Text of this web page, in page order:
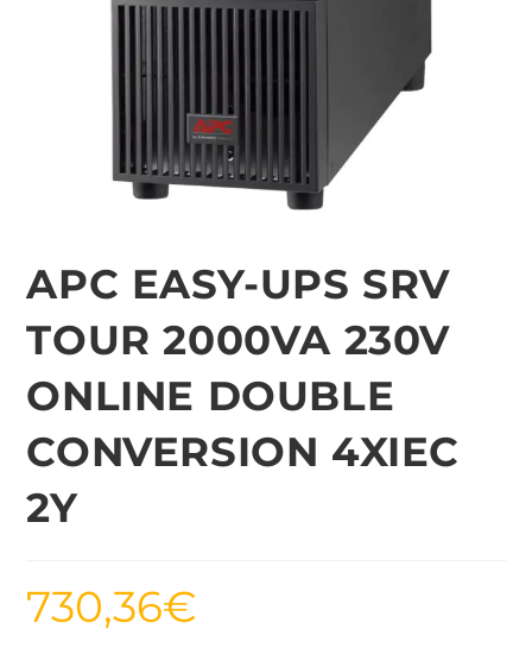
APC EASY-UPS SRV
TOUR 2000VA 230V
ONLINE DOUBLE
CONVERSION 4XIEC
2Y
730,36€